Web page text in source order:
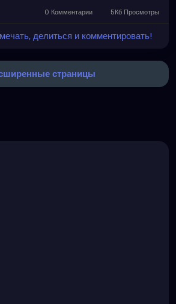
0 Комментарии 5Кб Просмотры
делиться и комментировать!
страницы